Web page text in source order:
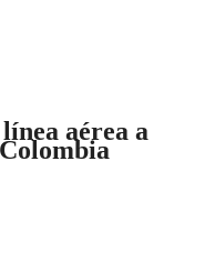
aérea a